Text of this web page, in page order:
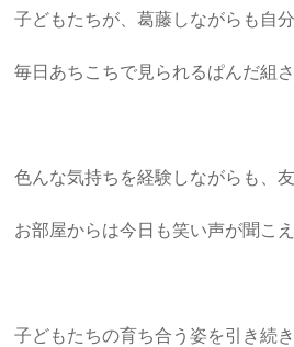
子どもたちが、葛藤しながらも自
毎日あちこちで見られるぱんだ組
色んな気持ちを経験しながらも、
お部屋からは今日も笑い声が聞こ
子どもたちの育ち合う姿を引き続